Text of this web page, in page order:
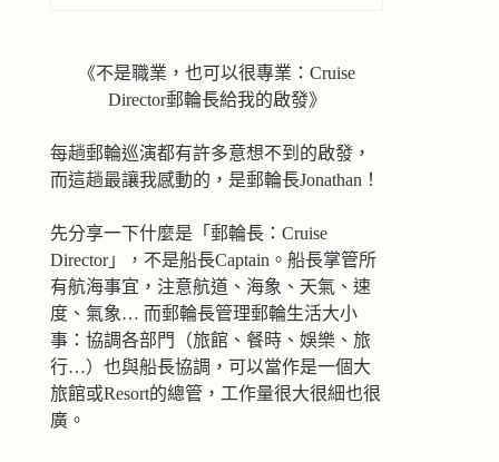
《不是職業，也可以很專業：Cruise
Director郵輪長給我的啟發》
每趟郵輪巡演都有許多意想不到的啟發，
而這趟最讓我感動的，是郵輪長Jonathan！
先分享一下什麼是「郵輪長：Cruise
Director」，不是船長Captain。船長掌管所
有航海事宜，注意航道、海象、天氣、速
度、氣象… 而郵輪長管理郵輪生活大小
事：協調各部門（旅館、餐時、娛樂、旅
行…）也與船長協調，可以當作是一個大
旅館或Resort的總管，工作量很大很細也很
廣。